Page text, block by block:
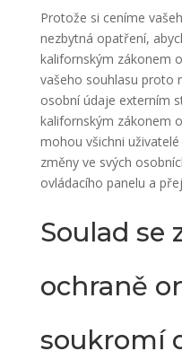
Protože si ceníme
nezbytná opatření,
kalifornským zákonem
vašeho souhlasu proto
osobní údaje externím
kalifornským zákonem
mohou všichni
změny ve svých
ovládacího panelu a
Soulad se
ochraně
soukromí